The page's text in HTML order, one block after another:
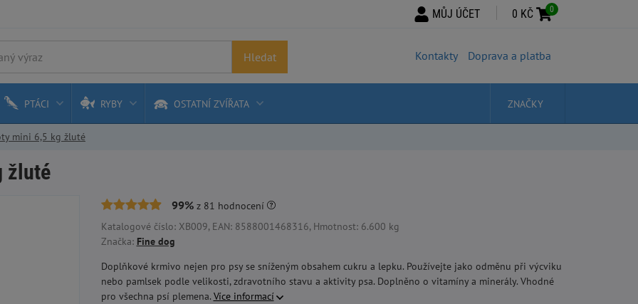
Hledat Kontakty Doprava a platba
PTÁCI RYBY OSTATNÍ ZVÍŘATA ZNAČKY
mini 6,5 kg žluté
žluté
99%z 81 hodnocení
Katalogové číslo: XB009, EAN: 8588001468316, Hmotnost: 6.600 kg
Značka: Fine dog
Doplňkové krmivo nejen pro psy se sníženým obsahem cukru a lepku. Používejte jako odměnu při výcviku
nebo pamlsek podle velikosti, zdravotního stavu a aktivity psa. Doplněno o vitamíny a minerály. Vhodné
pro všechna psí plemena. Více informací
0 KČ 0
MŮJ ÚČET